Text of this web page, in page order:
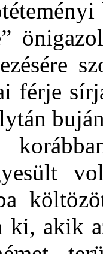
férje
ki, akik